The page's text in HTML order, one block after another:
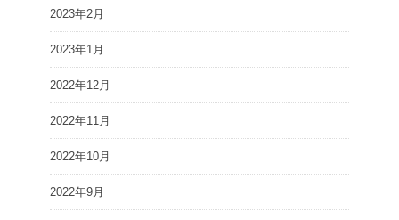
2023年2月
2023年1月
2022年12月
2022年11月
2022年10月
2022年9月